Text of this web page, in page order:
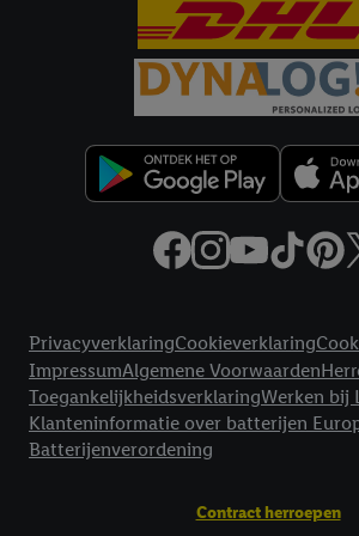
PrivacyverklaringCookieverklaring
ImpressumAlgemene Voorwaarden
ToegankelijkheidsverklaringWerken bij
Klanteninformatie over batterijen
Batterijenverordening
Contract herroepen
Criteo S.A. beschikt, aan jou kunnen worden
Onder "Aanpassen" kun je aangeven met
vergelijkbare technieken en met welke
je instemt. Verder kan je er meer informatie
Door te klikken op "Weigeren", kies je voor
technisch noodzakelijke cookies en
Door op "Akkoord" te klikken, stem je in met
voor alle bovengenoemde doeleinden. Meer
in onzeprivacyverklaring.Je vindt de
website hier.Klikhiervoor meer informatie
wij inzetten.